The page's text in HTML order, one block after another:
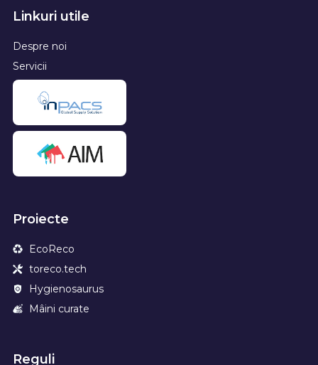
Linkuri utile
Despre noi
Servicii
Proiecte
EcoReco
toreco.tech
Hygienosaurus
Mâini curate
Reguli